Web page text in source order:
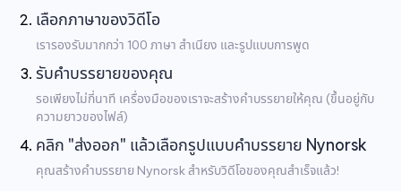
เลือกภาษาของวิดีโอ
เรารองรับมากกว่า 100 ภาษา สำเนียง และรูปแบบการพูด
รับคำบรรยายของคุณ
รอเพียงไม่กี่นาที เครื่องมือของเราจะสร้างคำบรรยายให้คุณ (ขึ้นอยู่กับ
ความยาวของไฟล์)
คลิก "ส่งออก" แล้วเลือกรูปแบบคำบรรยาย Nynorsk
คุณสร้างคำบรรยาย Nynorsk สำหรับวิดีโอของคุณสำเร็จแล้ว!